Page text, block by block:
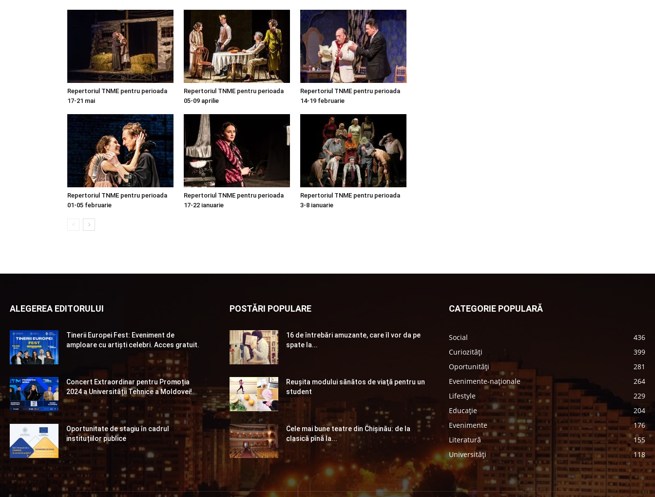
Repertoriul TNME pentru perioada
17-21 mai
Repertoriul TNME pentru perioada
05-09 aprilie
Repertoriul TNME pentru perioada
14-19 februarie
Repertoriul TNME pentru perioada
01-05 februarie
Repertoriul TNME pentru perioada
17-22 ianuarie
Repertoriul TNME pentru perioada
3-8 ianuarie
ALEGEREA EDITORULUI
Tinerii Europei Fest: Eveniment de
amploare cu artiști celebri. Acces gratuit.
Concert Extraordinar pentru Promoția
2024 a Universității Tehnice a Moldovei!
Oportunitate de stagiu în cadrul
instituțiilor publice
POSTĂRI POPULARE
16 de întrebări amuzante, care îl vor da pe
spate la...
Reuşita modului sănătos de viaţă pentru un
student
Cele mai bune teatre din Chişinău: de la
clasică pînă la...
CATEGORIE POPULARĂ
Social
436
Curiozități
399
Oportunități
281
Evenimente-naționale
264
Lifestyle
229
Educație
204
Evenimente
176
Literatură
155
Universități
118